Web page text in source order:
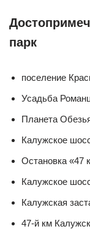
парк
поселение
Усадьба
Планета
Калужское
Остановка «47
Калужское
Калужская
47-й км